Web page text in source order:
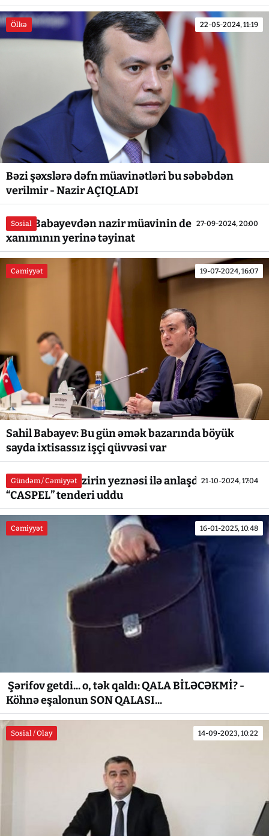
Ölkə 22-05-2024, 11:19
Bəzi şəxslərə dəfn müavinətləri bu səbəbdən
verilmir - Nazir AÇIQLADI
Sosial 27-09-2024, 20:00
Sahil Babayevdən nazir müavinin deputat seçilən
xanımının yerinə təyinat
Cəmiyyət 19-07-2024, 16:07
Sahil Babayev: Bu gün əmək bazarında böyük
sayda ixtisassız işçi qüvvəsi var
Gündəm / Cəmiyyət 21-10-2024, 17:04
AYNA sabiq nazirin yeznəsi ilə anlaşdı... -
“CASPEL” tenderi uddu
Cəmiyyət 16-01-2025, 10:48
Şərifov getdi... o, tək qaldı: QALA BİLƏCƏKMİ? -
Köhnə eşalonun SON QALASI...
Sosial / Olay 14-09-2023, 10:22